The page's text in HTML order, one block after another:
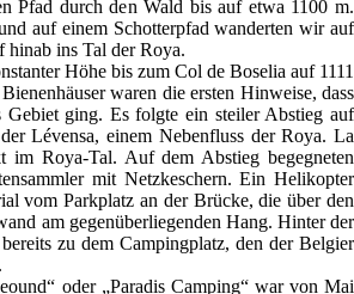
Pfad durch den Wald bis auf etwa 1100 m.
auf einem Schotterpfad wanderten wir auf
ins Tal der Roya.
Höhe bis zum Col de Boselia auf 1111
waren die ersten Hinweise, dass
Gebiet ging. Es folgte ein steiler Abstieg auf
Lévensa, einem Nebenfluss der Roya. La
im Roya-Tal. Auf dem Abstieg begegneten
mit Netzkeschern. Ein Helikopter
vom Parkplatz an der Brücke, die über den
am gegenüberliegenden Hang. Hinter der
zu dem Campingplatz, den der Belgier
oder „Paradis Camping“ war von Mai